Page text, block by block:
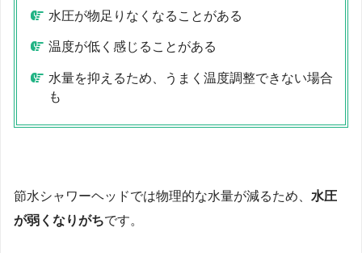
水圧が物足りなくなることがある
温度が低く感じることがある
水量を抑えるため、うまく温度調整できない場合
も
節水シャワーヘッドでは物理的な水量が減るため、 水圧
が弱くなりがちです。